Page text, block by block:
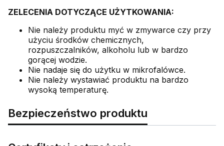
ZELECENIA DOTYCZĄCE UŻYTKOWANIA:
Nie należy produktu myć w zmywarce czy przy
użyciu środków chemicznych,
rozpuszczalników, alkoholu lub w bardzo
gorącej wodzie.
Nie nadaje się do użytku w mikrofalówce.
Nie należy wystawiać produktu na bardzo
wysoką temperaturę.
Bezpieczeństwo produktu